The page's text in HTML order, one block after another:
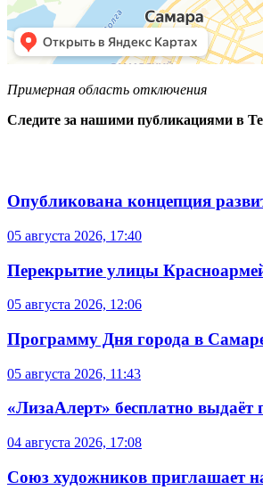
Примерная область отключения
Следите за нашими публикациями в
Опубликована концепция
05 августа 2026, 17:40
Перекрытие улицы
05 августа 2026, 12:06
Программу Дня города в
05 августа 2026, 11:43
«ЛизаАлерт» бесплатно
04 августа 2026, 17:08
Союз художников приглашает